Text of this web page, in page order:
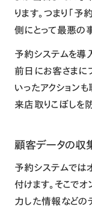
ります。つまり「予
側にとって最悪の
予約システムを導
前日にお客さまに
いったアクション
来店取りこぼしを
顧客データの収
予約システムでは
付けます。そこで
力した情報などの